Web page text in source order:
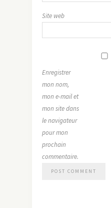
Site web
Enregistrer
mon nom,
mon e-mail et
mon site dans
le navigateur
pour mon
prochain
commentaire.